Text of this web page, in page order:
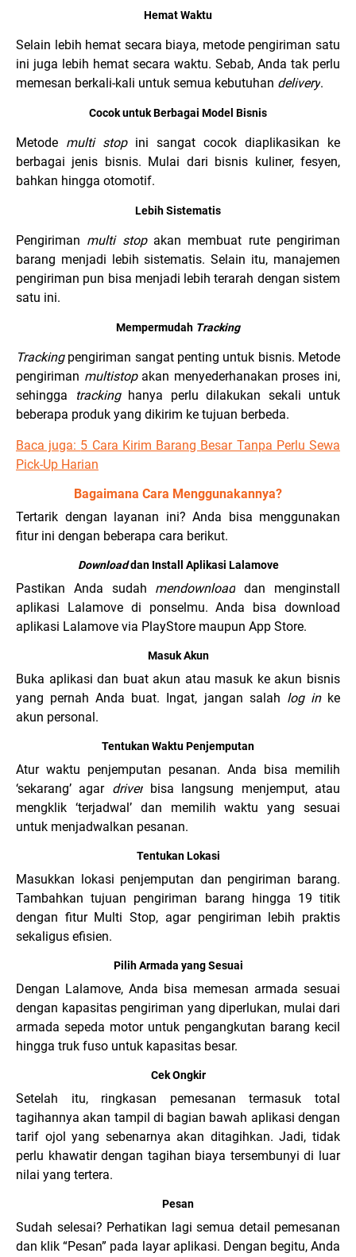
Hemat Waktu
Selain lebih hemat secara biaya, metode pengiriman satu
ini juga lebih hemat secara waktu. Sebab, Anda tak perlu
memesan berkali-kali untuk semua kebutuhan delivery.
Cocok untuk Berbagai Model Bisnis
Metode multi stop ini sangat cocok diaplikasikan ke
berbagai jenis bisnis. Mulai dari bisnis kuliner, fesyen,
bahkan hingga otomotif.
Lebih Sistematis
Pengiriman multi stop akan membuat rute pengiriman
barang menjadi lebih sistematis. Selain itu, manajemen
pengiriman pun bisa menjadi lebih terarah dengan sistem
satu ini.
Mempermudah Tracking
Tracking pengiriman sangat penting untuk bisnis. Metode
pengiriman multistop akan menyederhanakan proses ini,
sehingga
tracking hanya perlu dilakukan sekali untuk
beberapa produk yang dikirim ke tujuan berbeda.
Baca juga: 5 Cara Kirim Barang Besar Tanpa Perlu Sewa
Pick-Up Harian
Bagaimana Cara Menggunakannya?
Tertarik dengan layanan ini? Anda bisa menggunakan
fitur ini dengan beberapa cara berikut.
Downloaddan Install Aplikasi Lalamove
Pastikan Anda sudah mendownload dan menginstall
aplikasi Lalamove di ponselmu. Anda bisa download
aplikasi Lalamove via PlayStore maupun App Store.
Masuk Akun
Buka aplikasi dan buat akun atau masuk ke akun bisnis
yang pernah Anda buat. Ingat, jangan salah log in ke
akun personal.
Tentukan Waktu Penjemputan
Atur waktu penjemputan pesanan. Anda bisa memilih
‘sekarang’ agar driverbisa langsung menjemput, atau
mengklik ‘terjadwal’ dan memilih waktu yang sesuai
untuk menjadwalkan pesanan.
Tentukan Lokasi
Masukkan lokasi penjemputan dan pengiriman barang.
Tambahkan tujuan pengiriman barang hingga 19 titik
dengan fitur Multi Stop, agar pengiriman lebih praktis
sekaligus efisien.
Pilih Armada yang Sesuai
Dengan Lalamove, Anda bisa memesan armada sesuai
dengan kapasitas pengiriman yang diperlukan, mulai dari
armada sepeda motor untuk pengangkutan barang kecil
hingga truk fuso untuk kapasitas besar.
Cek Ongkir
Setelah itu, ringkasan pemesanan termasuk total
tagihannya akan tampil di bagian bawah aplikasi dengan
tarif ojol yang sebenarnya akan ditagihkan.Jadi, tidak
perlu khawatir dengan tagihan biaya tersembunyi di luar
nilai yang tertera.
Pesan
Sudah selesai? Perhatikan lagi semua detail pemesanan
dan klik “Pesan” pada layar aplikasi. Dengan begitu, Anda